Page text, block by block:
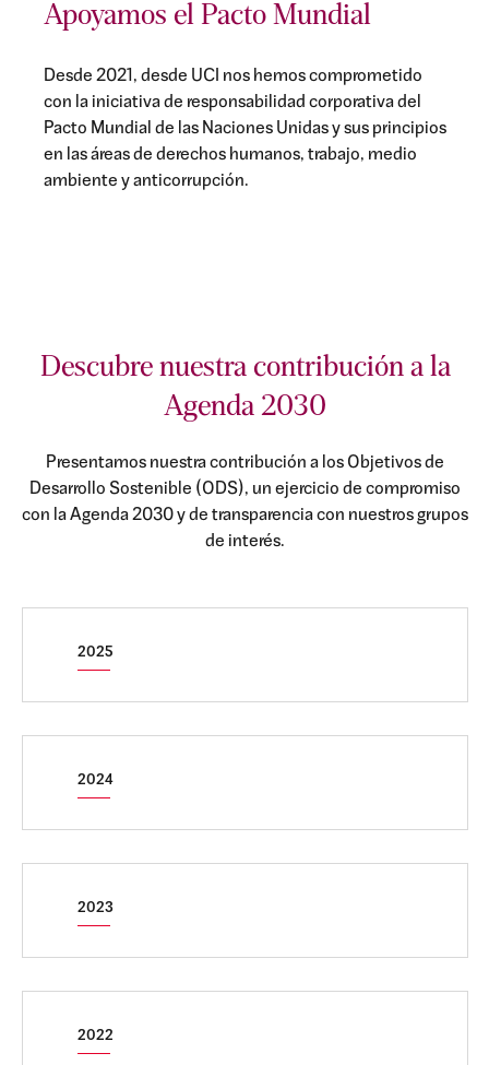
Apoyamos el Pacto Mundial
Desde 2021, desde UCI nos hemos comprometido
con la iniciativa de responsabilidad corporativa del
Pacto Mundial de las Naciones Unidas y sus principios
en las áreas de derechos humanos, trabajo, medio
ambiente y anticorrupción.
Descubre nuestra contribución a la
Agenda 2030
Presentamos nuestra contribución a los Objetivos de
Desarrollo Sostenible (ODS), un ejercicio de compromiso
con la Agenda 2030 y de transparencia con nuestros grupos
de interés.
2025
2024
2023
2022